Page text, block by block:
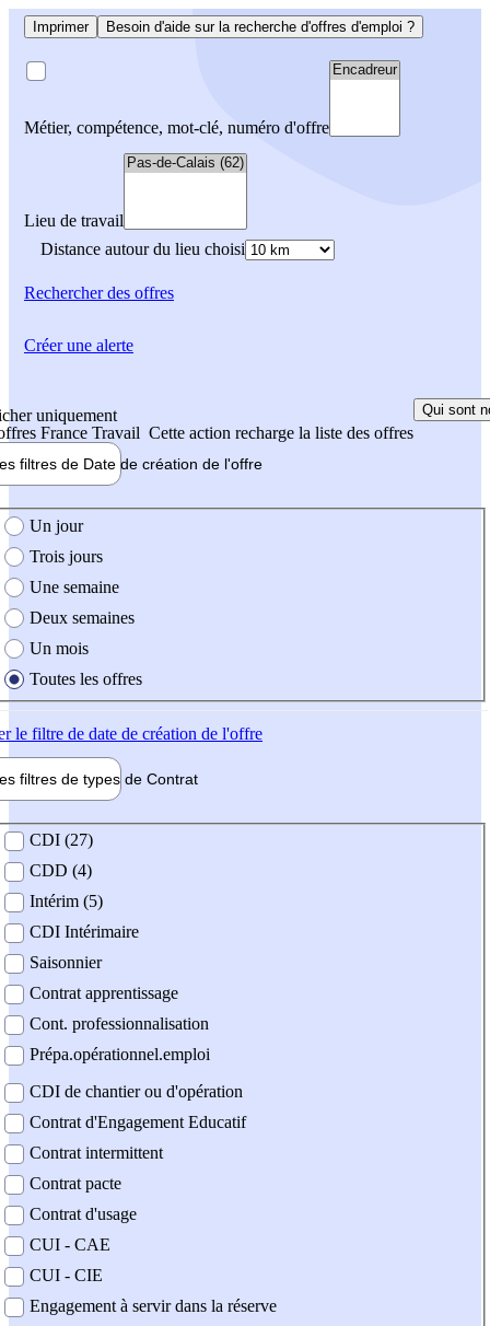
Imprimer Besoin d'aide sur la recherche d'offres d'emploi ?
Métier, compétence, mot-clé, numéro d'offre
Lieu de travail
Distance autour du lieu choisi
Rechercherdes offres
uniquement
France Travail Cette action recharge la liste des offres
Qui sont
filtres de Date de création de l'offre
création de l'offre
Un jour
Trois jours
Une semaine
Deux semaines
Un mois
Toutes les offres
le filtre de date de création de l'offre
filtres de types de Contrat
contrat
CDI (27)
CDD (4)
Intérim (5)
CDI Intérimaire
Saisonnier
Contrat apprentissage
Cont. professionnalisation
Prépa.opérationnel.emploi
CDI de chantier ou d'opération
Contrat d'Engagement Educatif
Contrat intermittent
Contrat pacte
Contrat d'usage
CUI - CAE
CUI - CIE
Engagement à servir dans la réserve
Créer une alerte